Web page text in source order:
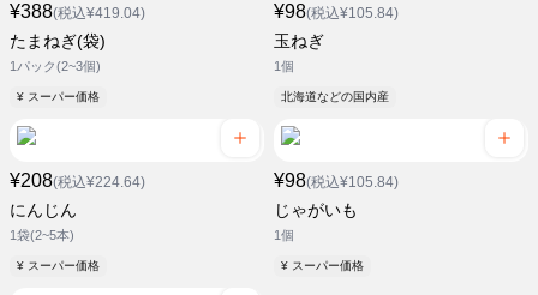
¥388(税込¥419.04)
たまねぎ(袋)
1パック(2~3個)
¥ スーパー価格
¥98(税込¥105.84)
玉ねぎ
1個
北海道などの国内産
¥208(税込¥224.64)
にんじん
1袋(2~5本)
¥ スーパー価格
¥98(税込¥105.84)
じゃがいも
1個
¥ スーパー価格